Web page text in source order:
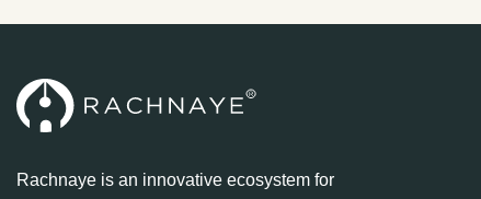
Rachnaye is an innovative ecosystem for